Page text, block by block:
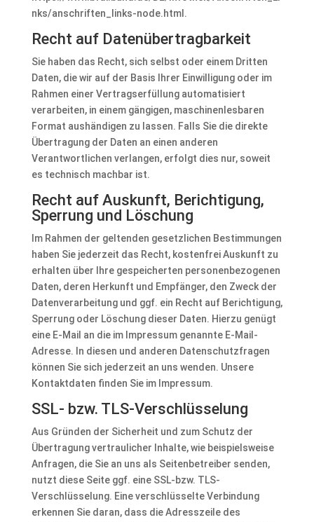
nks/anschriften_links-node.html.
Recht auf Datenübertragbarkeit
Sie haben das Recht, sich selbst oder einem Dritten
Daten, die wir auf der Basis Ihrer Einwilligung oder im
Rahmen einer Vertragserfüllung automatisiert
verarbeiten, in einem gängigen, maschinenlesbaren
Format aushändigen zu lassen. Falls Sie die direkte
Übertragung der Daten an einen anderen
Verantwortlichen verlangen, erfolgt dies nur, soweit
es technisch machbar ist.
Recht auf Auskunft, Berichtigung,
Sperrung und Löschung
Im Rahmen der geltenden gesetzlichen Bestimmungen
haben Sie jederzeit das Recht, kostenfrei Auskunft zu
erhalten über Ihre gespeicherten personenbezogenen
Daten, deren Herkunft und Empfänger, den Zweck der
Datenverarbeitung und ggf. ein Recht auf Berichtigung,
Sperrung oder Löschung dieser Daten. Hierzu genügt
eine E-Mail an die im Impressum genannte E-Mail-
Adresse. In diesen und anderen Datenschutzfragen
können Sie sich jederzeit an uns wenden. Unsere
Kontaktdaten finden Sie im Impressum.
SSL- bzw. TLS-Verschlüsselung
Aus Gründen der Sicherheit und zum Schutz der
Übertragung vertraulicher Inhalte, wie beispielsweise
Anfragen, die Sie an uns als Seitenbetreiber senden,
nutzt diese Seite ggf. eine SSL-bzw. TLS-
Verschlüsselung. Eine verschlüsselte Verbindung
erkennen Sie daran, dass die Adresszeile des